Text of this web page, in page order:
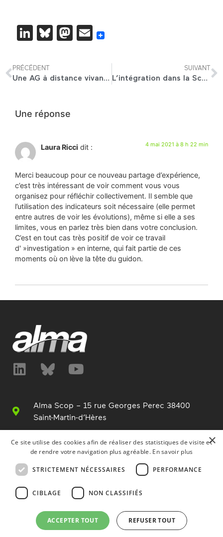
LinkedIn
Bluesky
Mastodon
Email
PRÉCÉDENT
Une AG à distance vivante et participative, c’est possible !
SUIVANT
L’intégration dans la Scop Alma : témoignage d’Amélie-Anne
Une réponse
Laura Ricci dit : 4 mai 2021 à 8 h 22 min
Merci beaucoup pour ce nouveau partage d’expérience,
c’est très intéressant de voir comment vous vous
organisez pour réfléchir collectivement. Il semble que
l’utilisation des indicateurs soit nécessaire (elle permet
entre autres de voir les évolutions), même si elle a ses
limites, vous en parlez très bien dans votre conclusion.
C’est en tout cas très positif de voir ce travail
d' »investigation » en interne, qui fait partie de ces
moments où on lève la tête du guidon.
Alma Scop – 15 rue Georges Perec 38400
Saint-Martin-d’Hères
info@alma.fr
www.alma.fr
© Copyright Alma 2014-2025
×
Ce site utilise des cookies afin de réaliser des statistiques de visite et
de rendre votre navigation plus agréable. En savoir plus
STRICTEMENT NÉCESSAIRES PERFORMANCE
CIBLAGE NON CLASSIFIÉS
ACCEPTER TOUT REFUSER TOUT